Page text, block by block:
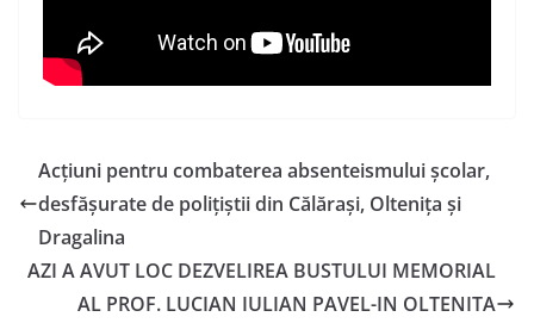
Acţiuni pentru combaterea absenteismului şcolar,
desfăşurate de poliţiştii din Călăraşi, Olteniţa şi
Dragalina
AZI A AVUT LOC DEZVELIREA BUSTULUI MEMORIAL
AL PROF. LUCIAN IULIAN PAVEL-IN OLTENITA